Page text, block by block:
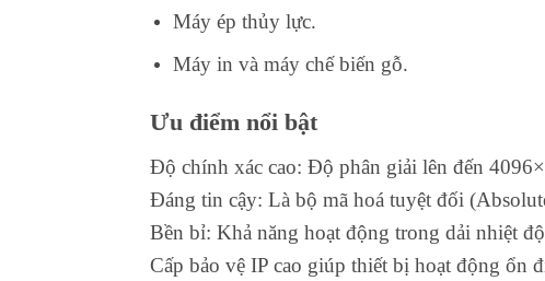
Máy ép thủy lực.
Máy in và máy chế biến gỗ.
Ưu điểm nổi bật
Độ chính xác cao: Độ phân giải lên đến
Đáng tin cậy: Là bộ mã hoá tuyệt đối
Bền bỉ: Khả năng hoạt động trong dải nhiệt
Cấp bảo vệ IP cao giúp thiết bị hoạt động ổn